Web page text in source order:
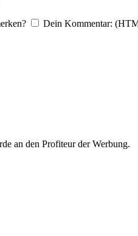
Dein Kommentar:
an den Profiteur der Werbung.